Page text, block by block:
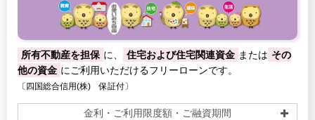
所有不動産を担保 に、 住宅および住宅関連資金 または その
他の資金 にご利用いただけるフリーローンです。
〔四国総合信用(株) 保証付〕
金利・ご利用限度額・ご融資期間